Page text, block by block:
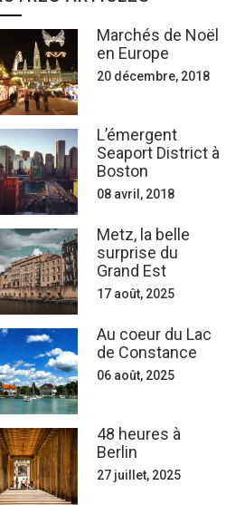
Marchés de Noël
en Europe
20 décembre, 2018
L’émergent
Seaport District à
Boston
08 avril, 2018
Metz, la belle
surprise du
Grand Est
17 août, 2025
Au coeur du Lac
de Constance
06 août, 2025
48 heures à
Berlin
27 juillet, 2025